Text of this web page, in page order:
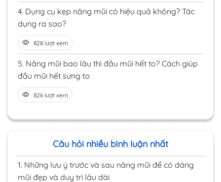
4. Dụng cụ kẹp nâng mũi có hiệu quả không? Tác
dụng ra sao?
828 lượt xem
5. Nâng mũi bao lâu thì đầu mũi hết to? Cách giúp
đầu mũi hết sưng to
826 lượt xem
Câu hỏi nhiều bình luận nhất
1. Những lưu ý trước và sau nâng mũi để có dáng
mũi đẹp và duy trì lâu dài